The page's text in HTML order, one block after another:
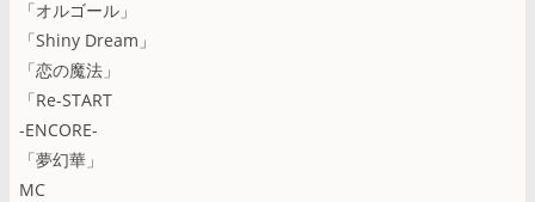
「オルゴール」
「Shiny Dream」
「恋の魔法」
「Re-START
-ENCORE-
「夢幻華」
MC